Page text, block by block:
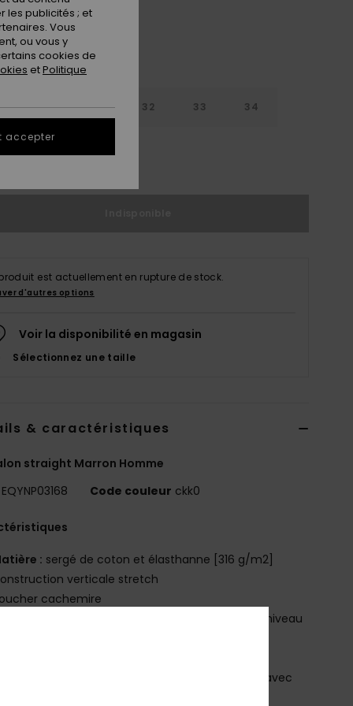
30 31 32 33 34
est actuellement en rupture de stock.
d'autres options
Voir la disponibilité en magasin
Sélectionnez une taille
& caractéristiques
straight Marron Homme
EQYNP03168 Code couleur ckk0
: sergé de coton et élasthanne [316 g/m2]
verticale stretch
cachemire
coupe straight facile à porter, regular au niveau
délavage aux enzymes et traitement avec
les publicités ; et
Vous
ou vous y
cookies de
etPolitique
accepter